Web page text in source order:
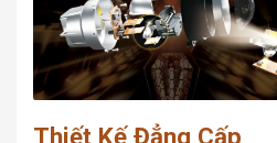
Thiết Kế Đẳng Cấp